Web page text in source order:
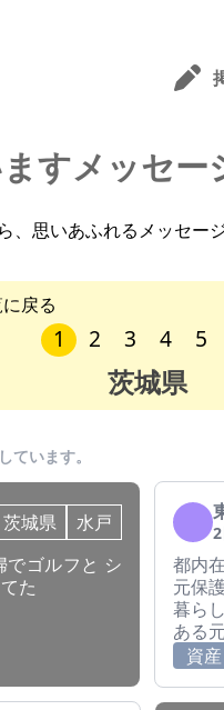
すメッセー
思いあふれるメッセー
戻る
1 2 3 4 5
茨城県
います。
茨城県
水戸
でゴルフと シ
た
都内
元保
暮ら
ある
資産